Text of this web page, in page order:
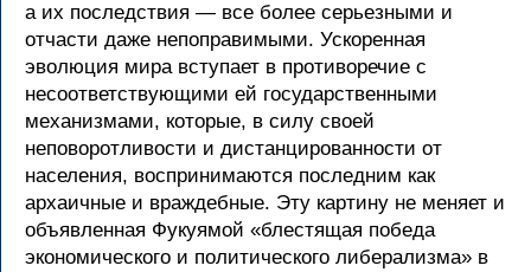
а их последствия — все более серьезными и
отчасти даже непоправимыми. Ускоренная
эволюция мира вступает в противоречие с
несоответствующими ей государственными
механизмами, которые, в силу своей
неповоротливости и дистанцированности от
населения, воспринимаются последним как
архаичные и враждебные. Эту картину не меняет и
объявленная Фукуямой «блестящая победа
экономического и политического либерализма» в